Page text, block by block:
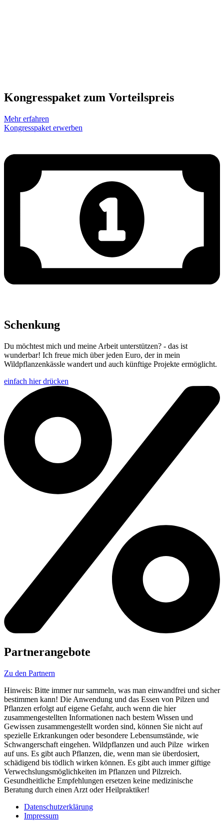
Kongresspaket zum Vorteilspreis
Mehr erfahren
Kongresspaket erwerben
Schenkung
Du möchtest mich und meine Arbeit unterstützen? - das ist
wunderbar! Ich freue mich über jeden Euro, der in mein
Wildpflanzenkässle wandert und auch künftige Projekte ermöglicht.
einfach hier drücken
Partnerangebote
Zu den Partnern
Hinweis: Bitte immer nur sammeln, was man einwandfrei und sicher
bestimmen kann! Die Anwendung und das Essen von Pilzen und
Pflanzen erfolgt auf eigene Gefahr, auch wenn die hier
zusammengestellten Informationen nach bestem Wissen und
Gewissen zusammengestellt worden sind, können Sie nicht auf
spezielle Erkrankungen oder besondere Lebensumstände, wie
Schwangerschaft eingehen. Wildpflanzen und auch Pilze wirken
auf uns. Es gibt auch Pflanzen, die, wenn man sie überdosiert,
schädigend bis tödlich wirken können. Es gibt auch immer giftige
Verwechslungsmöglichkeiten im Pflanzen und Pilzreich.
Gesundheitliche Empfehlungen ersetzen keine medizinische
Beratung durch einen Arzt oder Heilpraktiker!
Datenschutzerklärung
Impressum